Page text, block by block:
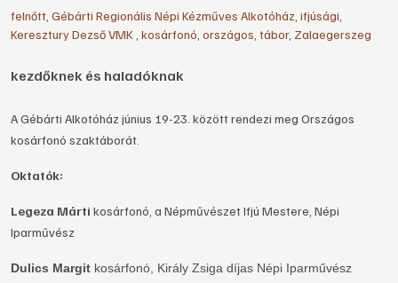
felnőtt Gébárti Regionális Népi Kézműves Alkotóház ifjúsági
Keresztury Dezső VMK kosárfonó országos tábor, Zalaegerszeg
kezdőknek és haladóknak
A Gébárti Alkotóház június 19-23. között rendezi meg Országos
kosárfonó szaktáborát.
Oktatók:
Legeza Márti kosárfonó, a Népművészet Ifjú Mestere, Népi
Iparművész
Dulics Margit kosárfonó, Király Zsiga díjas Népi Iparművész